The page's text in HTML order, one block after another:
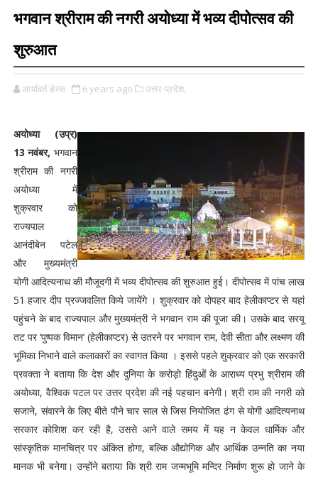
भगवान श्रीराम की नगरी अयोध्या में भव्य दीपोत्सव की
शुरुआत
आर्यावर्त डेस्क 6 years ago उत्तर-प्रदेश,
अयोध्या (उप्र)
13 नवंबर, भगवान
श्रीराम की नगरी
अयोध्या में
शुक्रवार को
राज्यपाल
आनंदीबेन पटेल
और मुख्यमंत्री
योगी आदित्यनाथ की मौजूदगी में भव्य दीपोत्सव की शुरुआत हुई। दीपोत्सव में पांच लाख
51 हजार दीप प्रज्जवलित किये जायेंगे । शुक्रवार को दोपहर बाद हेलीकाप्टर से यहां
पहुंचने के बाद राज्यपाल और मुख्यमंत्री ने भगवान राम की पूजा की। उसके बाद सरयू
तट पर ‘पुष्पक विमान’ (हेलीकाप्टर) से उतरने पर भगवान राम, देवी सीता और लक्ष्मण की
भूमिका निभाने वाले कलाकारों का स्वागत किया । इससे पहले शुक्रवार को एक सरकारी
प्रवक्ता ने बताया कि देश और दुनिया के करोड़ो हिंदुओं के आराध्य प्रभु श्रीराम की
अयोध्या, वैश्विक पटल पर उत्तर प्रदेश की नई पहचान बनेगी। श्री राम की नगरी को
सजाने, संवारने के लिए बीते पौने चार साल से जिस नियोजित ढंग से योगी आदित्यनाथ
सरकार कोशिश कर रही है, उससे आने वाले समय में यह न केवल धार्मिक और
सांस्कृतिक मानचित्र पर अंकित होगा, बल्कि औद्योगिक और आर्थिक उन्नति का नया
मानक भी बनेगा। उन्होंने बताया कि श्री राम जन्मभूमि मन्दिर निर्माण शुरू हो जाने के